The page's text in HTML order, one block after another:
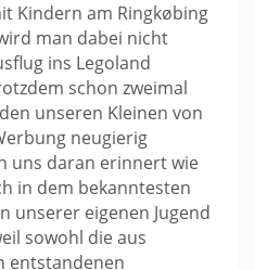
Kindern am Ringkøbing
man dabei nicht
ins Legoland
schon zweimal
unseren Kleinen von
neugierig
uns daran erinnert wie
in dem bekanntesten
unserer eigenen Jugend
sowohl die aus
entstandenen